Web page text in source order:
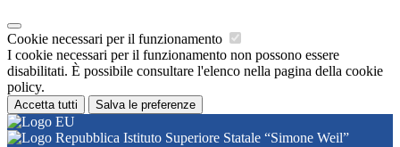
Cookie necessari per il funzionamento
I cookie necessari per il funzionamento non possono essere
disabilitati. È possibile consultare l'elenco nella pagina della cookie
policy.
Accetta tutti Salva le preferenze
Istituto Superiore Statale “Simone Weil”